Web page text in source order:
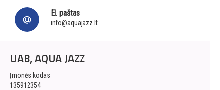
El. paštas
info@aquajazz.lt
UAB, AQUA JAZZ
Įmonės kodas
135912354